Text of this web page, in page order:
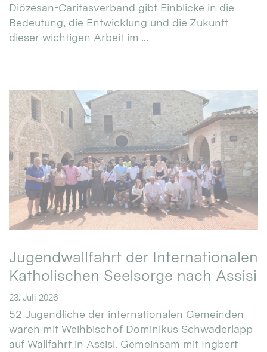
Diözesan-Caritasverband gibt Einblicke in die
Bedeutung, die Entwicklung und die Zukunft
dieser wichtigen Arbeit im ...
Jugendwallfahrt der Internationalen
Katholischen Seelsorge nach Assisi
23. Juli 2026
52 Jugendliche der internationalen Gemeinden
waren mit Weihbischof Dominikus Schwaderlapp
auf Wallfahrt in Assisi. Gemeinsam mit Ingbert